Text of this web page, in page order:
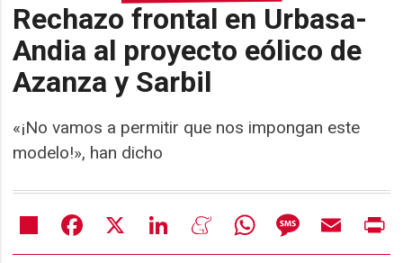
Rechazo frontal en Urbasa-
Andia al proyecto eólico de
Azanza y Sarbil
«¡No vamos a permitir que nos impongan este
modelo!», han dicho
Share Facebook LinkedIn MeneameWhatsAppMessageEmail